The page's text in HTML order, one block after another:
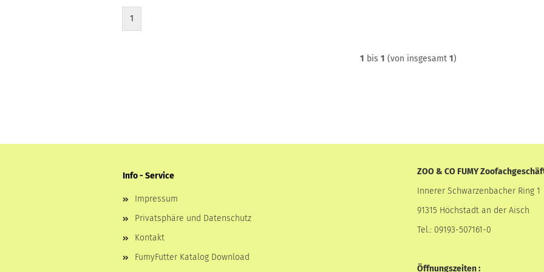
1
1 bis 1 (von insgesamt 1)
Info - Service
Impressum
Privatsphäre und Datenschutz
Kontakt
FumyFutter Katalog Download
ZOO & CO FUMY
Innerer Schwarzenbacher Ring 1
91315 Höchstadt an der Aisch
Tel.: 09193-507161-0
Öffnungszeiten :